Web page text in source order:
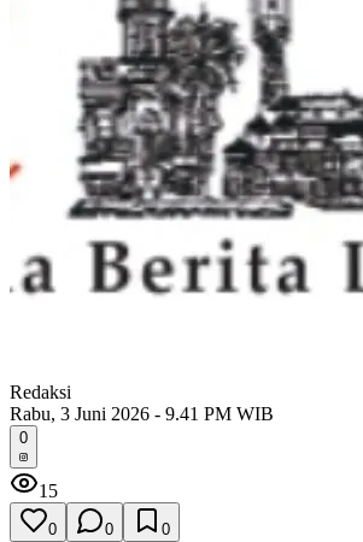
Redaksi
Rabu, 3 Juni 2026 - 9.41 PM WIB
0
15
0 0 0